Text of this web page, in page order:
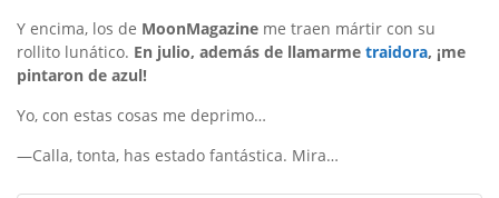
Y encima, los de MoonMagazine me traen mártir con su
rollito lunático. En julio, además de llamarme traidora, ¡me
pintaron de azul!
Yo, con estas cosas me deprimo…
—Calla, tonta, has estado fantástica. Mira…